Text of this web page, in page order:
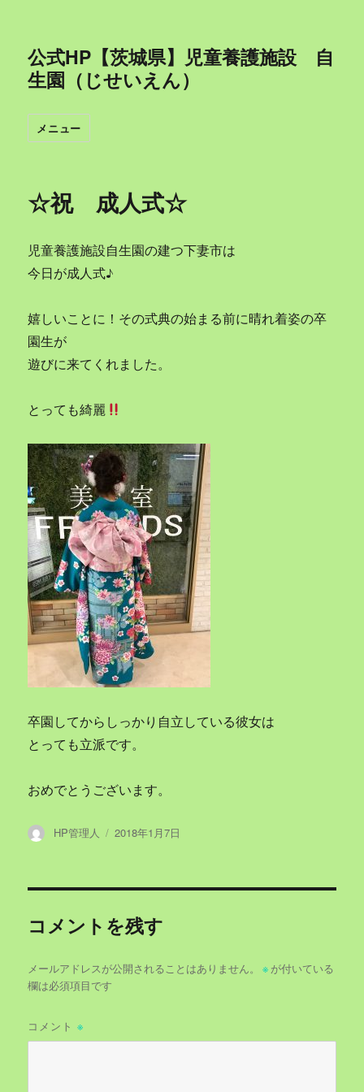
公式HP【茨城県】児童養護施設 自
生園（じせいえん）
メニュー
☆祝 成人式☆
児童養護施設自生園の建つ下妻市は
今日が成人式♪
嬉しいことに！その式典の始まる前に晴れ着姿の卒
園生が
遊びに来てくれました。
とっても綺麗
卒園してからしっかり自立している彼女は
とっても立派です。
おめでとうございます。
投
HP管理人
投
2018年1月7日
コメントを残す
メールアドレスが公開されることはありません。 ※ が付いている
欄は必須項目です
コメント※